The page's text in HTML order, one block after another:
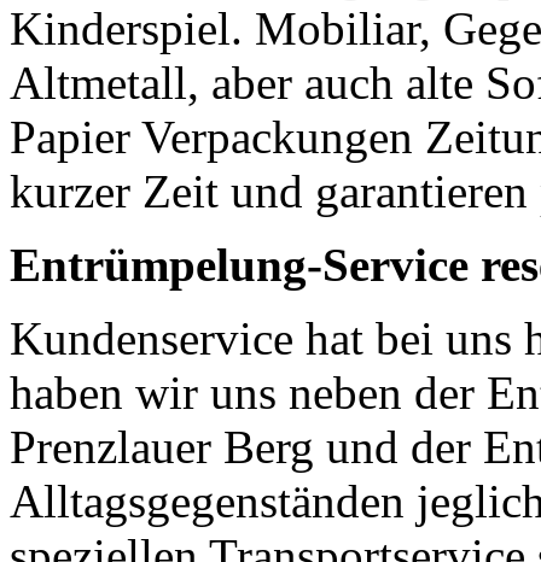
Kinderspiel. Mobiliar,
Altmetall, aber auch alte
Papier Verpackungen
kurzer Zeit und
Entrümpelung-Service
Kundenservice hat bei uns
haben wir uns neben der
Prenzlauer Berg und der
Alltagsgegenständen